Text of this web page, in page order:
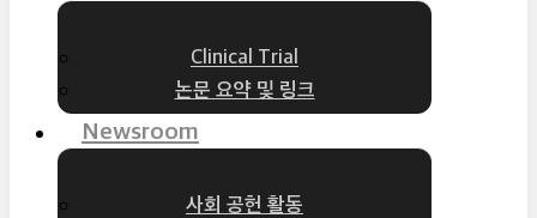
Clinical Trial
논문 요약 및 링크
Newsroom
사회 공헌 활동